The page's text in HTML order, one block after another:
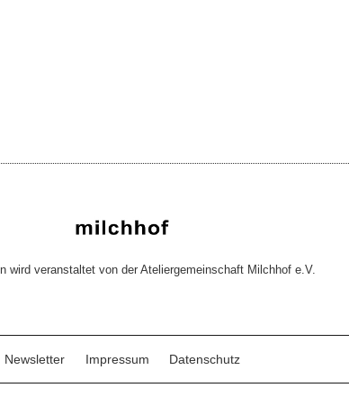
wird veranstaltet von der Ateliergemeinschaft Milchhof e.V.
Newsletter Impressum Datenschutz